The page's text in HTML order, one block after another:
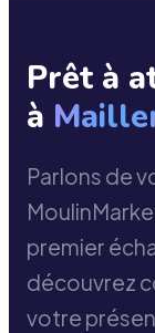
Prêt à
à
Parlons de
premier
découvrez
votre